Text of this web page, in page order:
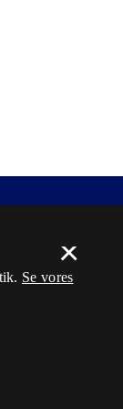
×
Se vores